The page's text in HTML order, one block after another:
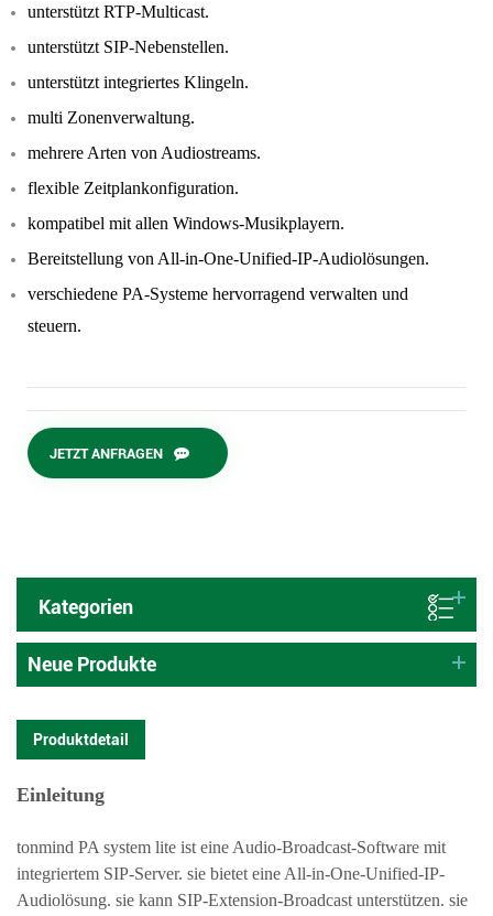
unterstützt RTP-Multicast.
unterstützt SIP-Nebenstellen.
unterstützt integriertes Klingeln.
multi Zonenverwaltung.
mehrere Arten von Audiostreams.
flexible Zeitplankonfiguration.
kompatibel mit allen Windows-Musikplayern.
Bereitstellung von All-in-One-Unified-IP-Audiolösungen.
verschiedene PA-Systeme hervorragend verwalten und
steuern.
JETZT ANFRAGEN
Kategorien
Neue Produkte
Produktdetail
Einleitung
tonmind PA system lite ist eine Audio-Broadcast-Software mit
integriertem SIP-Server. sie bietet eine All-in-One-Unified-IP-
Audiolösung. sie kann SIP-Extension-Broadcast unterstützen. sie